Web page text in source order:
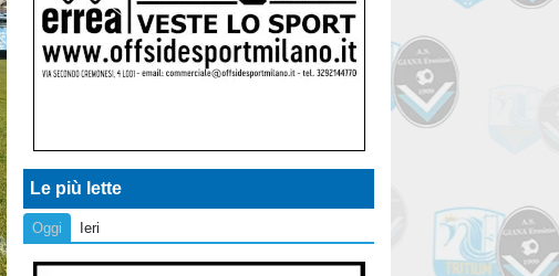
Le più lette
Oggi Ieri